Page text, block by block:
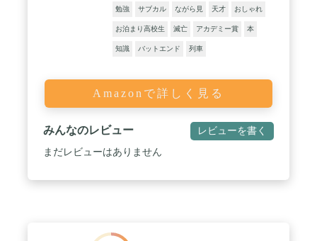
勉強 サブカル ながら見 天才 おしゃれ
お泊まり高校生 滅亡 アカデミー賞 本
知識 バットエンド 列車
Amazonで詳しく見る
みんなのレビュー レビューを書く
まだレビューはありません